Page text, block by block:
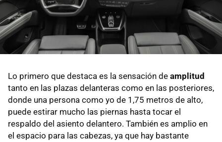
Lo primero que destaca es la sensación de amplitud
tanto en las plazas delanteras como en las posteriores,
donde una persona como yo de 1,75 metros de alto,
puede estirar mucho las piernas hasta tocar el
respaldo del asiento delantero. También es amplio en
el espacio para las cabezas, ya que hay bastante